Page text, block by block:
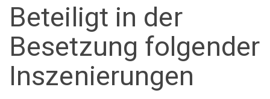
Beteiligt in der
Besetzung folgender
Inszenierungen